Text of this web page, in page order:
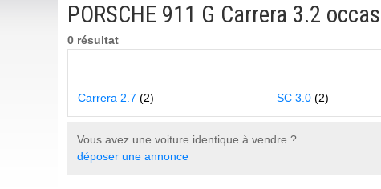
PORSCHE 911 G Carrera 3.2
0 résultat
Carrera 2.7 (2) SC 3.0 (2)
Vous avez une voiture identique à vendre ?
déposer une annonce